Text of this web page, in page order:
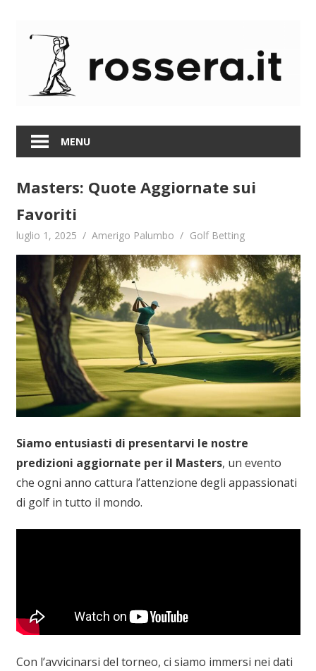
MENU
Masters: Quote Aggiornate sui
Favoriti
luglio 1, 2025 Amerigo Palumbo Golf Betting
Siamo entusiasti di presentarvi le nostre
predizioni aggiornate per il Masters, un evento
che ogni anno cattura l’attenzione degli appassionati
di golf in tutto il mondo.
Con l’avvicinarsi del torneo, ci siamo immersi nei dati